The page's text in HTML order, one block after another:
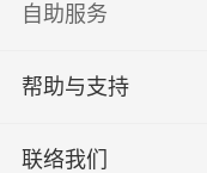
自助服务
帮助与支持
联络我们